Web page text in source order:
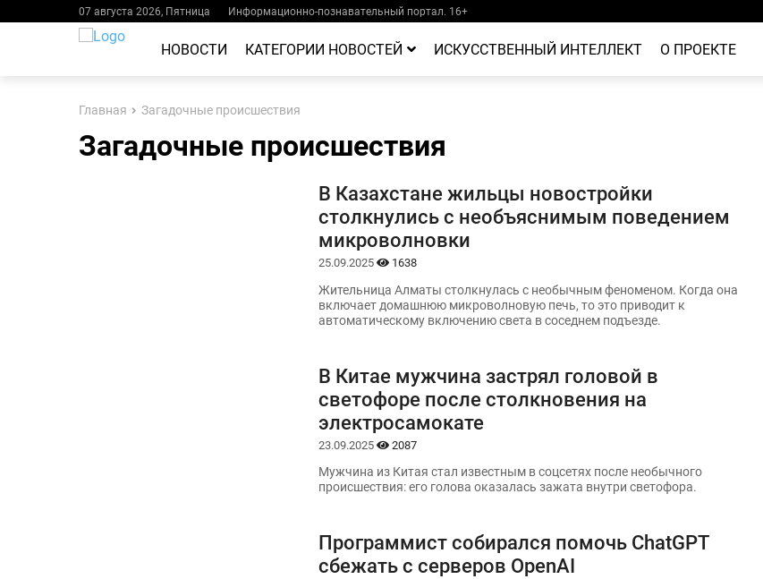
07 августа 2026, Пятница Информационно-познавательный портал. 16+
НОВОСТИ КАТЕГОРИИ НОВОСТЕЙ ИСКУССТВЕННЫЙ ИНТЕЛЛЕКТ О ПРОЕКТЕ
Главная Загадочные происшествия
Загадочные происшествия
В Казахстане жильцы новостройки
столкнулись с необъяснимым поведением
микроволновки
25.09.2025 1638
Жительница Алматы столкнулась с необычным феноменом. Когда она
включает домашнюю микроволновую печь, то это приводит к
автоматическому включению света в соседнем подъезде.
В Китае мужчина застрял головой в
светофоре после столкновения на
электросамокате
23.09.2025 2087
Мужчина из Китая стал известным в соцсетях после необычного
происшествия: его голова оказалась зажата внутри светофора.
Программист собирался помочь ChatGPT
сбежать с серверов OpenAI